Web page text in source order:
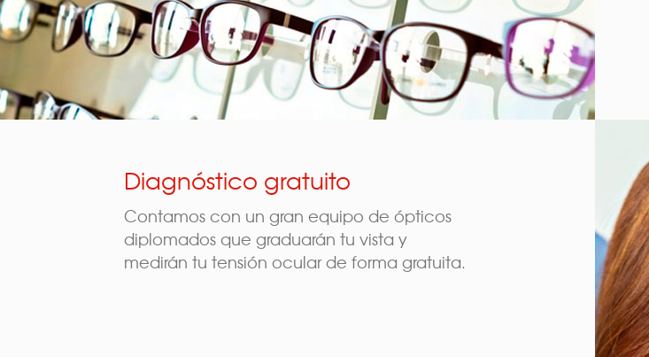
Diagnóstico gratuito
Contamos con un gran equipo de ópticos
diplomados que graduarán tu vista y
medirán tu tensión ocular de forma gratuita.